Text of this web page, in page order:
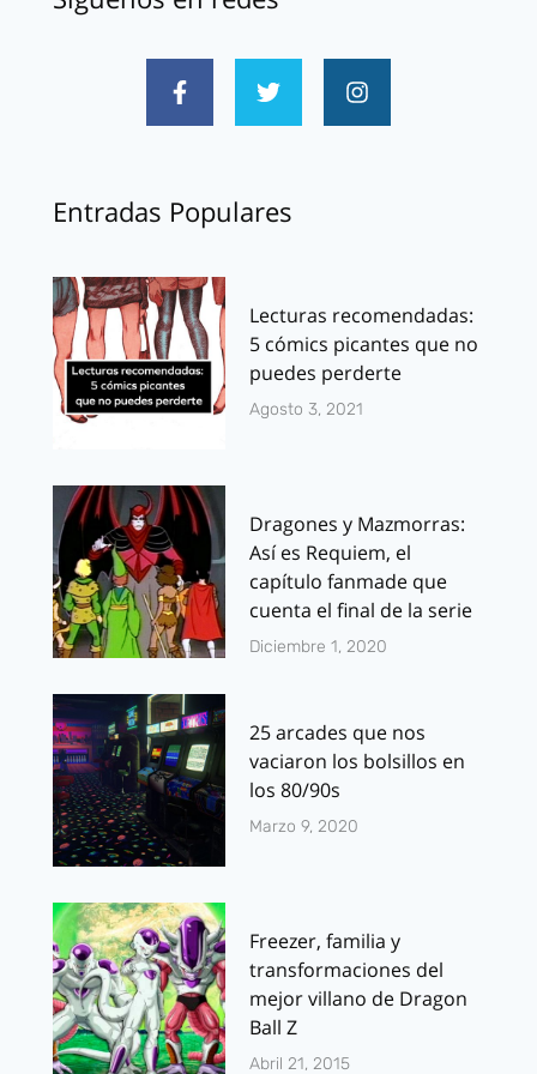
Entradas Populares
Lecturas recomendadas:
5 cómics picantes que no
puedes perderte
Agosto 3, 2021
Dragones y Mazmorras:
Así es Requiem, el
capítulo fanmade que
cuenta el final de la serie
Diciembre 1, 2020
25 arcades que nos
vaciaron los bolsillos en
los 80/90s
Marzo 9, 2020
Freezer, familia y
transformaciones del
mejor villano de Dragon
Ball Z
Abril 21, 2015